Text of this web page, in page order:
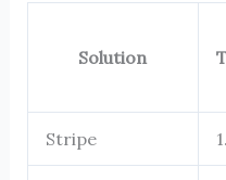
Solution
Stripe